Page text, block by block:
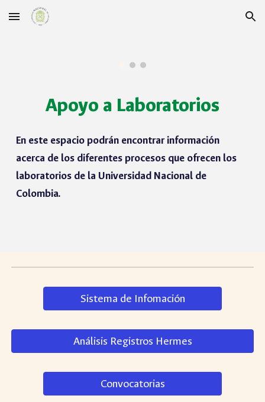
Skip to main content Skip to navigation
Apoyo a Laboratorios
En este espacio podrán encontrar información
acerca de los diferentes procesos que ofrecen los
laboratorios de la Universidad Nacional de
Colombia.
Sistema de Infomación
Análisis Registros Hermes
Convocatorias